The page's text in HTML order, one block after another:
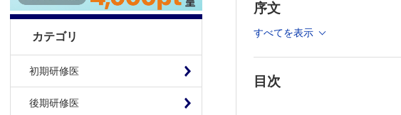
カテゴリ
初期研修医
後期研修医
序文
すべてを表示
目次